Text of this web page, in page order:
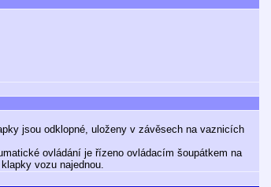
jsou odklopné, uloženy v závěsech na vaznicích
ovládání je řízeno ovládacím šoupátkem na
vozu najednou.